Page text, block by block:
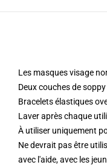
Les masques visage
Deux couches de
Bracelets élastiques
Laver après chaque
À utiliser uniquement
Ne devrait pas être
avec l'aide, avec les